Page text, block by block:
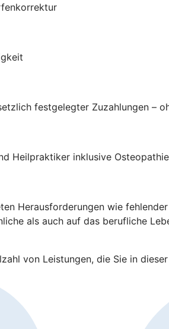
festgelegter Zuzahlungen –
Heilpraktiker inklusive Osteopathie
Herausforderungen wie
als auch auf das berufliche
von Leistungen, die Sie in